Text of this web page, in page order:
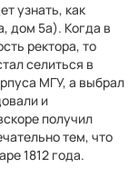
узнать, как
дом 5а). Когда в
ректора, то
селиться в
МГУ, а выбрал
и
получил
тем, что
1812 года.